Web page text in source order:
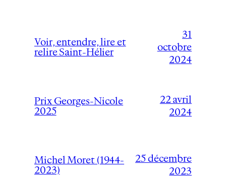
Voir, entendre, lire et
relire Saint-Hélier
31
octobre
2024
Prix Georges-Nicole
2025
22 avril
2024
Michel Moret (1944-
2023)
25 décembre
2023